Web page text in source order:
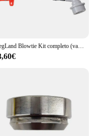
KegLand Blowtie Kit completo (valvola di giunzione a membrana) produzione di birra